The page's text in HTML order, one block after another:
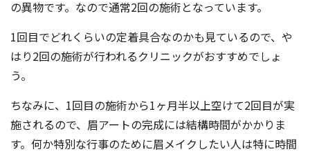
の異物です。なので通常2回の施術となっています。
1回目でどれくらいの定着具合なのかも見ているので、や
はり2回の施術が行われるクリニックがおすすめでしょ
う。
ちなみに、1回目の施術から1ヶ月半以上空けて2回目が実
施されるので、眉アートの完成には結構時間がかかりま
す。何か特別な行事のために眉メイクしたい人は特に時間